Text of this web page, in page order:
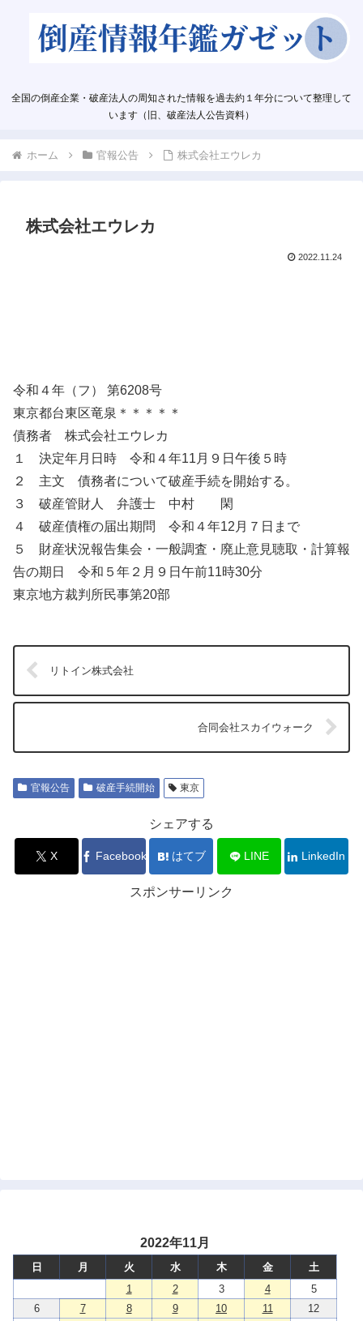
全国の倒産企業・破産法人の周知された情報を過去約１年分について整理して
います（旧、破産法人公告資料）
ホーム 官報公告 株式会社エウレカ
株式会社エウレカ
2022.11.24
令和４年（フ） 第6208号
東京都台東区竜泉＊＊＊＊＊
債務者 株式会社エウレカ
１ 決定年月日時 令和４年11月９日午後５時
２ 主文 債務者について破産手続を開始する。
３ 破産管財人 弁護士 中村 閑
４ 破産債権の届出期問 令和４年12月７日まで
５ 財産状況報告集会・一般調査・廃止意見聴取・計算報
告の期日 令和５年２月９日午前11時30分
東京地方裁判所民事第20部
リトイン株式会社
合同会社スカイウォーク
官報公告 破産手続開始 東京
シェアする
X Facebook はてブ LINE LinkedIn
スポンサーリンク
2022年11月
日 月 火 水 木 金
土
1
2 3 4
5
6
7 8 9 10 11
12